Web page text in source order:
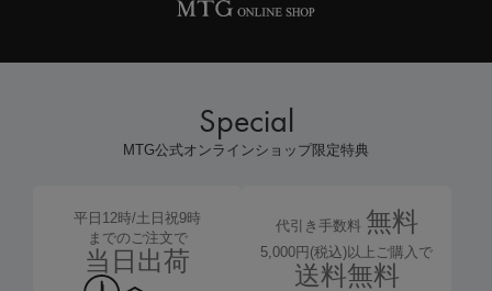
Special
MTG公式オンラインショップ限定特典
平日12時/土日祝9時
までのご注文で
当日出荷
代引き手数料 無料
5,000円(税込)以上ご購入で
送料無料